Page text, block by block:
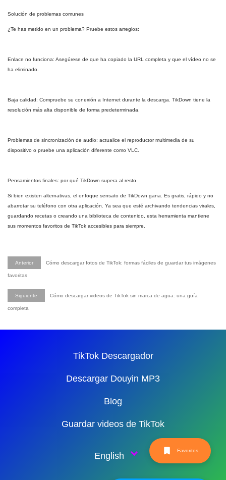
Solución de problemas comunes
¿Te has metido en un problema? Pruebe estos arreglos:
Enlace no funciona: Asegúrese de que ha copiado la URL completa y que el vídeo no se
ha eliminado.
Baja calidad: Compruebe su conexión a Internet durante la descarga. TikDown tiene la
resolución más alta disponible de forma predeterminada.
Problemas de sincronización de audio: actualice el reproductor multimedia de su
dispositivo o pruebe una aplicación diferente como VLC.
Pensamientos finales: por qué TikDown supera al resto
Si bien existen alternativas, el enfoque sensato de TikDown gana. Es gratis, rápido y no
abarrotar su teléfono con otra aplicación. Ya sea que esté archivando tendencias virales,
guardando recetas o creando una biblioteca de contenido, esta herramienta mantiene
sus momentos favoritos de TikTok accesibles para siempre.
Anterior Cómo descargar fotos de TikTok: formas fáciles de guardar tus imágenes
favoritas
Siguiente Cómo descargar videos de TikTok sin marca de agua: una guía
completa
TikTok Descargador
Descargar Douyin MP3
Blog
Guardar videos de TikTok
English
Favoritos